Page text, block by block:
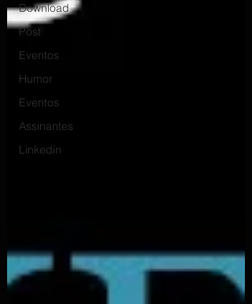
Download
Post
Eventos
Humor
Eventos
Assinantes
Linkedin